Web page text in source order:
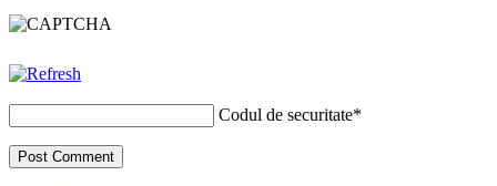
Codul de securitate*